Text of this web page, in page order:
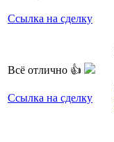
Ссылка на сделку
Всё отлично 👍
Ссылка на сделку